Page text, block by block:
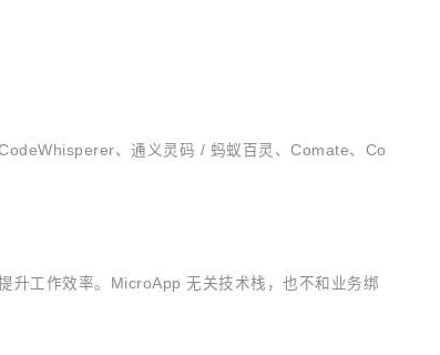
、通义灵码 / 蚂蚁百灵、Comate、Co
升工作效率。MicroApp 无关技术栈，也不和业务绑